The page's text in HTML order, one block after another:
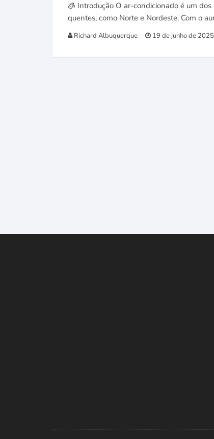
🧊 Introdução O ar-condicionado é um
quentes, como Norte e Nordeste. Com o
Richard Albuquerque 19 de junho de 2025